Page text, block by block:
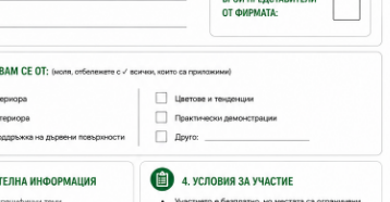
необходимо за почистване, подхранване и
стрували значително повече, събрани в едно
Какво съдържа?